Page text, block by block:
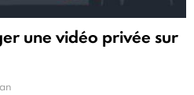
une vidéo privée sur